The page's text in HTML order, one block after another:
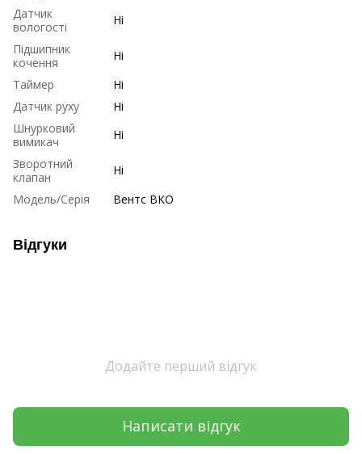
Датчик
вологості
Ні
Підшипник
кочення
Ні
Таймер
Ні
Датчик руху
Ні
Шнурковий
вимикач
Ні
Зворотний
клапан
Ні
Модель/Серія
Вентс ВКО
Відгуки
Додайте перший відгук
Написати відгук